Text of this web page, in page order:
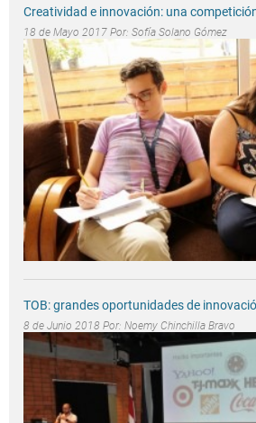
Creatividad e innovación: una
18 de Mayo 2017 Por: Sofía Solano Gómez
TOB: grandes oportunidades de
8 de Junio 2018 Por: Noemy Chinchilla Bravo